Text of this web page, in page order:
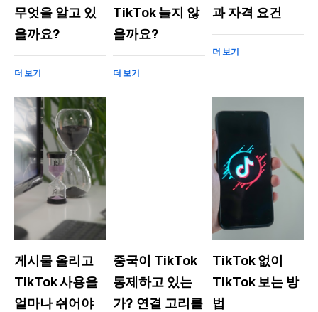
무엇을 알고 있
을까요?
더 보기
TikTok 늘지 않
을까요?
더 보기
과 자격 요건
더 보기
게시물 올리고
TikTok 사용을
얼마나 쉬어야
중국이 TikTok
통제하고 있는
가? 연결 고리를
TikTok 없이
TikTok 보는 방
법